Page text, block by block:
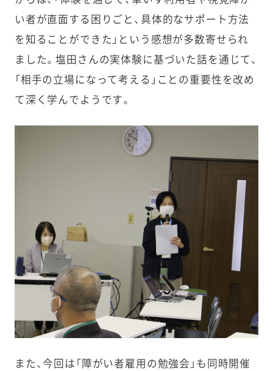
い者が直面する困りごと、具体的なサポート方法
を知ることができた」という感想が多数寄せられ
ました。塩田さんの実体験に基づいた話を通じて、
「相手の立場になって考える」ことの重要性を改め
て深く学んでようです。
また、今回は「障がい者雇用の勉強会」も同時開催